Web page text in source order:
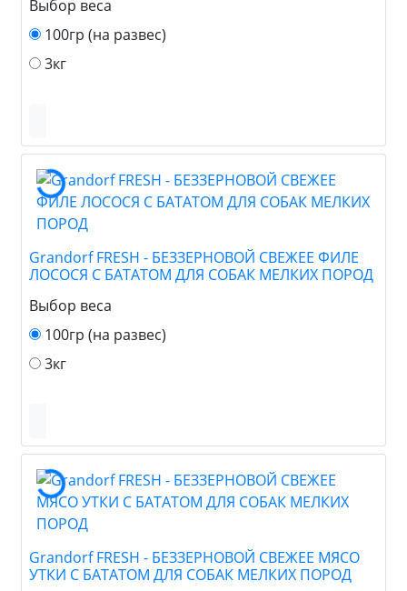
Выбор веса
100гр (на развес)
3кг
Grandorf FRESH - БЕЗЗЕРНОВОЙ СВЕЖЕЕ ФИЛЕ
ЛОСОСЯ С БАТАТОМ ДЛЯ СОБАК МЕЛКИХ ПОРОД
Выбор веса
100гр (на развес)
3кг
Grandorf FRESH - БЕЗЗЕРНОВОЙ СВЕЖЕЕ МЯСО
УТКИ С БАТАТОМ ДЛЯ СОБАК МЕЛКИХ ПОРОД